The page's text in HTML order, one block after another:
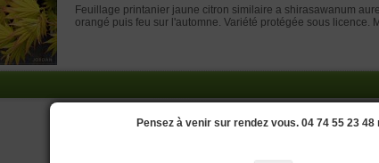
Feuillage printanier jaune citron similaire a shirasawanum
orangé puis feu sur l'automne. Variété protégée sous licence.
Pensez à venir sur rendez vous. 04 74 55 23 48